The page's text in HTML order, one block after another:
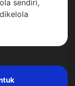
sendiri,